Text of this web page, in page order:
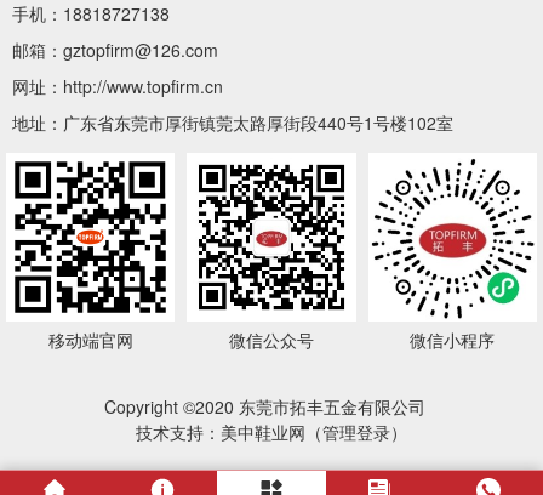
手机：18818727138
邮箱：gztopfirm@126.com
网址：http://www.topfirm.cn
地址：广东省东莞市厚街镇莞太路厚街段440号1号楼102室
移动端官网 微信公众号 微信小程序
Copyright ©2020 东莞市拓丰五金有限公司
技术支持：美中鞋业网（管理登录）